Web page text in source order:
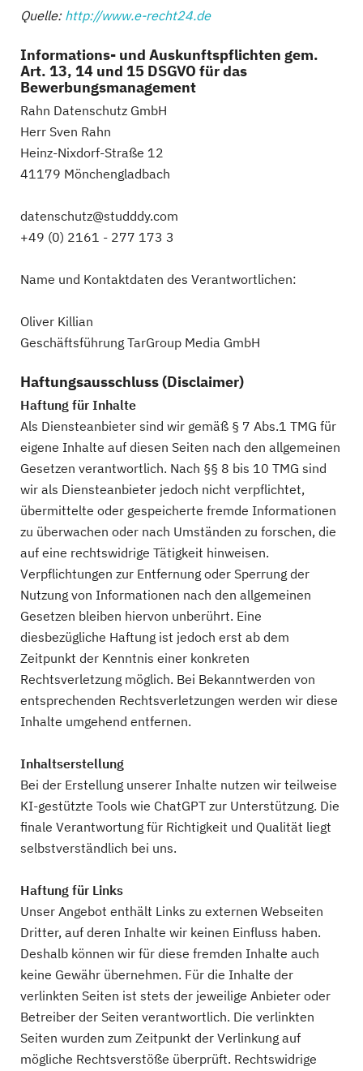
Quelle: http://www.e-recht24.de
Informations- und Auskunftspflichten gem.
Art. 13, 14 und 15 DSGVO für das
Bewerbungsmanagement
Rahn Datenschutz GmbH
Herr Sven Rahn
Heinz-Nixdorf-Straße 12
41179 Mönchengladbach
datenschutz@studddy.com
+49 (0) 2161 - 277 173 3
Name und Kontaktdaten des Verantwortlichen:
Oliver Killian
Geschäftsführung TarGroup Media GmbH
Haftungsausschluss (Disclaimer)
Haftung für Inhalte
Als Diensteanbieter sind wir gemäß § 7 Abs.1 TMG für
eigene Inhalte auf diesen Seiten nach den allgemeinen
Gesetzen verantwortlich. Nach §§ 8 bis 10 TMG sind
wir als Diensteanbieter jedoch nicht verpflichtet,
übermittelte oder gespeicherte fremde Informationen
zu überwachen oder nach Umständen zu forschen, die
auf eine rechtswidrige Tätigkeit hinweisen.
Verpflichtungen zur Entfernung oder Sperrung der
Nutzung von Informationen nach den allgemeinen
Gesetzen bleiben hiervon unberührt. Eine
diesbezügliche Haftung ist jedoch erst ab dem
Zeitpunkt der Kenntnis einer konkreten
Rechtsverletzung möglich. Bei Bekanntwerden von
entsprechenden Rechtsverletzungen werden wir diese
Inhalte umgehend entfernen.
Inhaltserstellung
Bei der Erstellung unserer Inhalte nutzen wir teilweise
KI-gestützte Tools wie ChatGPT zur Unterstützung. Die
finale Verantwortung für Richtigkeit und Qualität liegt
selbstverständlich bei uns.
Haftung für Links
Unser Angebot enthält Links zu externen Webseiten
Dritter, auf deren Inhalte wir keinen Einfluss haben.
Deshalb können wir für diese fremden Inhalte auch
keine Gewähr übernehmen. Für die Inhalte der
verlinkten Seiten ist stets der jeweilige Anbieter oder
Betreiber der Seiten verantwortlich. Die verlinkten
Seiten wurden zum Zeitpunkt der Verlinkung auf
mögliche Rechtsverstöße überprüft. Rechtswidrige